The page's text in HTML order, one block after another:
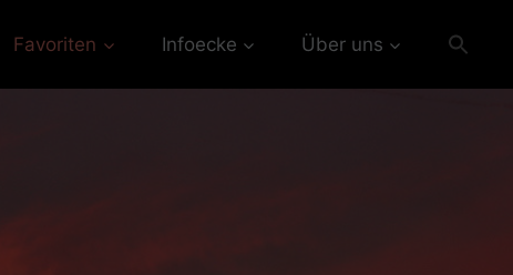
Favoriten Infoecke Über uns